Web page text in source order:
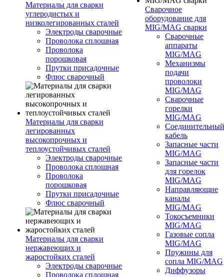
Материалы для сварки
углеродистых и
низколегированных сталей
Электроды сварочные
Проволока сплошная
Проволока
порошковая
Прутки присадочные
Флюс сварочный
Материалы для сварки
легированных
высокопрочных и
теплоустойчивых сталей
Электроды сварочные
Проволока сплошная
Проволока
порошковая
Прутки присадочные
Флюс сварочный
Материалы для сварки
нержавеющих и
жаростойких сталей
Электроды сварочные
Проволока сплошная
Сварочное
оборудование для
MIG/MAG сварки
Сварочные
аппараты
MIG/MAG
Механизмы
подачи
проволоки
MIG/MAG
Сварочные
горелки
MIG/MAG
Соединительный
кабель
Запасные части
MIG/MAG
Запасные части
для горелок
MIG/MAG
Направляющие
каналы
MIG/MAG
Токосъемники
MIG/MAG
Газовые сопла
MIG/MAG
Пружины для
сопла MIG/MAG
Диффузоры